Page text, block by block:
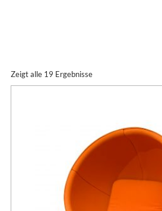
Designklassiker | Entdecken Sie
Zeigt alle 19 Ergebnisse